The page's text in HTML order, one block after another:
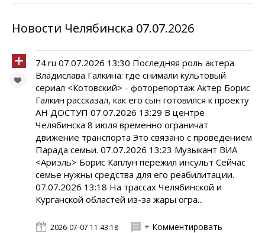
Новости Челябинска 07.07.2026
74.ru 07.07.2026 13:30 Последняя роль актера
Владислава Галкина: где снимали культовый
сериал <Котовский> - фоторепортаж Актер Борис
Галкин рассказал, как его сын готовился к проекту
АН ДОСТУП 07.07.2026 13:29 В центре
Челябинска 8 июля временно ограничат
движение транспорта Это связано с проведением
Парада семьи. 07.07.2026 13:23 Музыкант ВИА
<Ариэль> Борис Каплун пережил инсульт Сейчас
семье нужны средства для его реабилитации.
07.07.2026 13:18 На трассах Челябинской и
Курганской областей из-за жары огра...
2026-07-07 11:43:18 + Комментировать